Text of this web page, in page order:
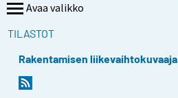
Avaa valikko
TILASTOT
Rakentamisen liikevaihtokuvaaja